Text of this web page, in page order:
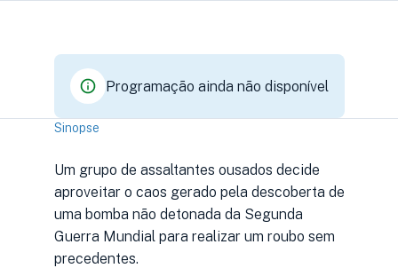
Programação ainda não disponível
Sinopse
Um grupo de assaltantes ousados decide
aproveitar o caos gerado pela descoberta de
uma bomba não detonada da Segunda
Guerra Mundial para realizar um roubo sem
precedentes.